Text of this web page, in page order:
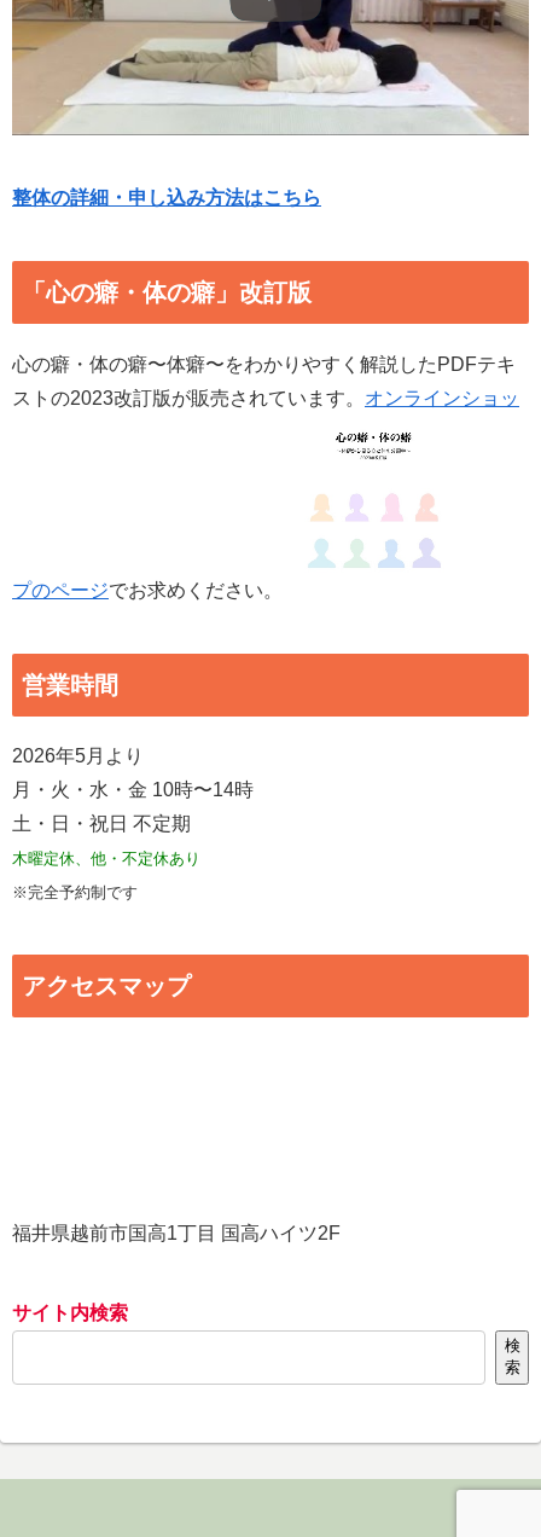
整体の詳細・申し込み方法はこちら
「心の癖・体の癖」改訂版
心の癖・体の癖〜体癖〜をわかりやすく解説したPDFテキ
ストの2023改訂版が販売されています。 オンラインショッ
プのページでお求めください。
営業時間
2026年5月より
月・火・水・金 10時〜14時
土・日・祝日 不定期
木曜定休、他・不定休あり
※完全予約制です
アクセスマップ
福井県越前市国高1丁目 国高ハイツ2F
サイト内検索
検
索